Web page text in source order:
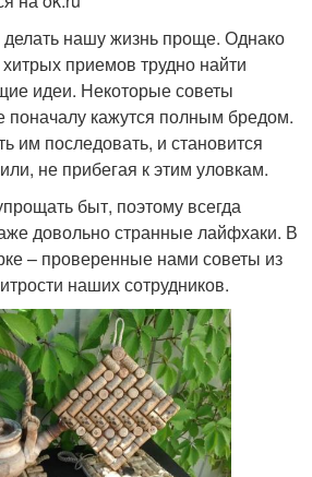
нашу жизнь проще. Однако
приемов трудно найти
идеи. Некоторые советы
поначалу кажутся полным бредом.
им последовать, и становится
не прибегая к этим уловкам.
быт, поэтому всегда
довольно странные лайфхаки. В
– проверенные нами советы из
наших сотрудников.